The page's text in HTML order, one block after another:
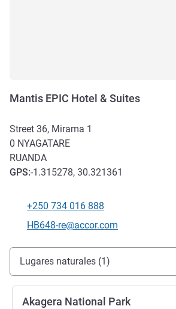
Mantis EPIC Hotel & Suites
Street 36, Mirama 1
0 NYAGATARE
RUANDA
GPS:-1.315278, 30.321361
Teléfono
+250 734 016 888
Correo electrónico de contacto
HB648-re@accor.com
Acceso y transporte
Lugares naturales (1)
Akagera National Park